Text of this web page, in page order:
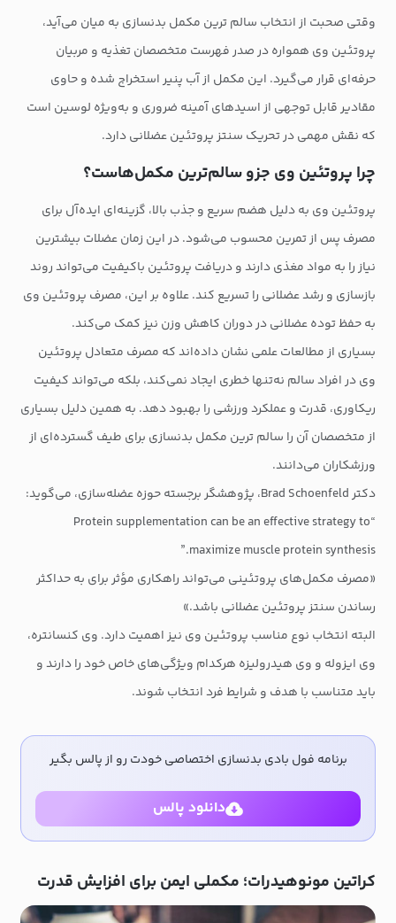
وقتی صحبت از انتخاب سالم ترین مکمل بدنسازی به میان می‌آید،
پروتئین وی همواره در صدر فهرست متخصصان تغذیه و مربیان
حرفه‌ای قرار می‌گیرد. این مکمل از آب پنیر استخراج شده و حاوی
مقادیر قابل توجهی از اسیدهای آمینه ضروری و به‌ویژه لوسین است
که نقش مهمی در تحریک سنتز پروتئین عضلانی دارد.
چرا پروتئین وی جزو سالم‌ترین مکمل‌هاست؟
پروتئین وی به دلیل هضم سریع و جذب بالا، گزینه‌ای ایده‌آل برای
مصرف پس از تمرین محسوب می‌شود. در این زمان عضلات بیشترین
نیاز را به مواد مغذی دارند و دریافت پروتئین باکیفیت می‌تواند روند
بازسازی و رشد عضلانی را تسریع کند. علاوه بر این، مصرف پروتئین وی
به حفظ توده عضلانی در دوران کاهش وزن نیز کمک می‌کند.
بسیاری از مطالعات علمی نشان داده‌اند که مصرف متعادل پروتئین
وی در افراد سالم نه‌تنها خطری ایجاد نمی‌کند، بلکه می‌تواند کیفیت
ریکاوری، قدرت و عملکرد ورزشی را بهبود دهد. به همین دلیل بسیاری
از متخصصان آن را سالم ترین مکمل بدنسازی برای طیف گسترده‌ای از
ورزشکاران می‌دانند.
دکتر Brad Schoenfeld، پژوهشگر برجسته حوزه عضله‌سازی، می‌گوید:
“Protein supplementation can be an effective strategy to
maximize muscle protein synthesis.”
«مصرف مکمل‌های پروتئینی می‌تواند راهکاری مؤثر برای به حداکثر
رساندن سنتز پروتئین عضلانی باشد.»
البته انتخاب نوع مناسب پروتئین وی نیز اهمیت دارد. وی کنسانتره،
وی ایزوله و وی هیدرولیزه هرکدام ویژگی‌های خاص خود را دارند و
باید متناسب با هدف و شرایط فرد انتخاب شوند.
برنامه فول بادی بدنسازی اختصاصی خودت رو از پالس بگیر
دانلود پالس
کراتین مونوهیدرات؛ مکملی ایمن برای افزایش قدرت